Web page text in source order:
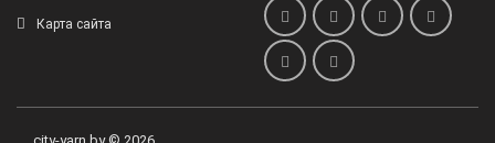
Карта сайта